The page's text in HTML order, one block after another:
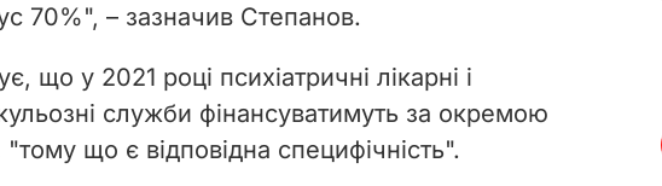
70%", – зазначив Степанов.
що у 2021 році психіатричні лікарні і
служби фінансуватимуть за окремою
що є відповідна специфічність".